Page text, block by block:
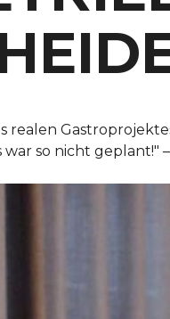
realen
so nicht geplant!"